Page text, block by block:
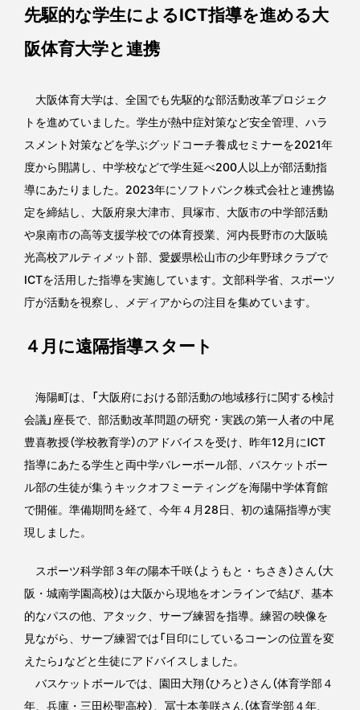
先駆的な学生によるICT指導を進める大
阪体育大学と連携
大阪体育大学は、全国でも先駆的な部活動改革プロジェク
トを進めていました。学生が熱中症対策など安全管理、ハラ
スメント対策などを学ぶグッドコーチ養成セミナーを2021年
度から開講し、中学校などで学生延べ200人以上が部活動指
導にあたりました。2023年にソフトバンク株式会社と連携協
定を締結し、大阪府泉大津市、貝塚市、大阪市の中学部活動
や泉南市の高等支援学校での体育授業、河内長野市の大阪暁
光高校アルティメット部、愛媛県松山市の少年野球クラブで
ICTを活用した指導を実施しています。文部科学省、スポーツ
庁が活動を視察し、メディアからの注目を集めています。
４月に遠隔指導スタート
海陽町は、「大阪府における部活動の地域移行に関する検討
会議」座長で、部活動改革問題の研究・実践の第一人者の中尾
豊喜教授（学校教育学）のアドバイスを受け、昨年12月にICT
指導にあたる学生と両中学バレーボール部、バスケットボー
ル部の生徒が集うキックオフミーティングを海陽中学体育館
で開催。準備期間を経て、今年４月28日、初の遠隔指導が実
現しました。
スポーツ科学部３年の陽本千咲（ようもと・ちさき）さん（大
阪・城南学園高校）は大阪から現地をオンラインで結び、基本
的なパスの他、アタック、サーブ練習を指導。練習の映像を
見ながら、サーブ練習では「目印にしているコーンの位置を変
えたら」などと生徒にアドバイスしました。
バスケットボールでは、園田大翔（ひろと）さん（体育学部４
年、兵庫・三田松聖高校）、冨士本美咲さん（体育学部４年、